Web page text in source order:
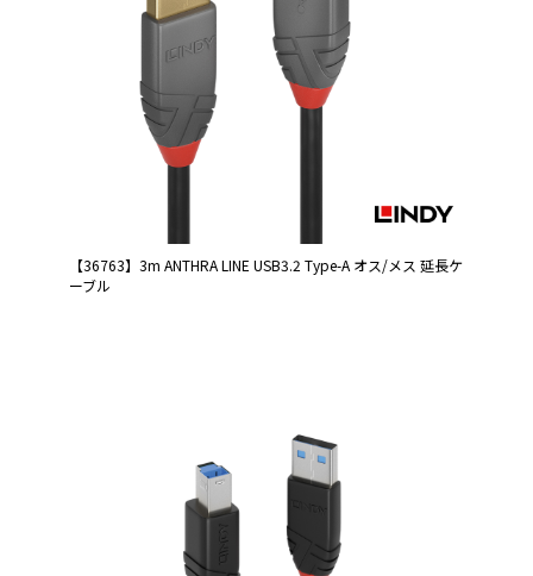
【36763】3m ANTHRA LINE USB3.2 Type-A オス/メス 延長ケ
ーブル